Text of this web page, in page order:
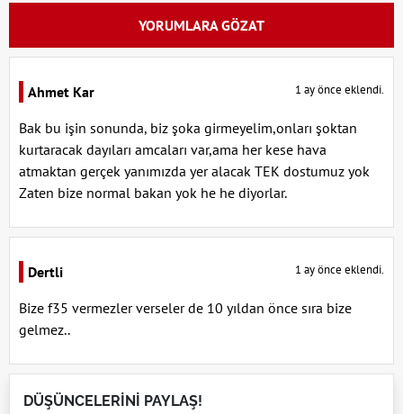
YORUMLARA GÖZAT
Ahmet Kar 1 ay önce eklendi.
Bak bu işin sonunda, biz şoka girmeyelim,onları şoktan
kurtaracak dayıları amcaları var,ama her kese hava
atmaktan gerçek yanımızda yer alacak TEK dostumuz yok
Zaten bize normal bakan yok he he diyorlar.
Dertli 1 ay önce eklendi.
Bize f35 vermezler verseler de 10 yıldan önce sıra bize
gelmez..
DÜŞÜNCELERİNİ PAYLAŞ!